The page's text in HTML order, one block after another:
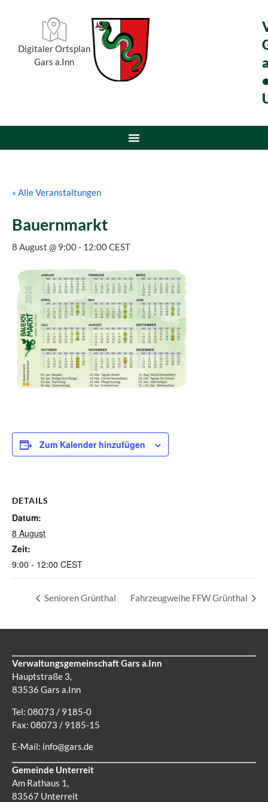
Digitaler Ortsplan
Gars a.Inn
« Alle Veranstaltungen
Bauernmarkt
8 August @ 9:00- 12:00CEST
Zum Kalender hinzufügen
DETAILS
Datum:
8 August
Zeit:
9:00 - 12:00 CEST
Senioren Grünthal Fahrzeugweihe FFW Grünthal
Verwaltungsgemeinschaft Gars a.Inn
Hauptstraße 3,
83536 Gars a.Inn
Tel: 08073 / 9185-0
Fax: 08073 / 9185-15
E-Mail: info@gars.de
Gemeinde Unterreit
Am Rathaus 1,
83567 Unterreit